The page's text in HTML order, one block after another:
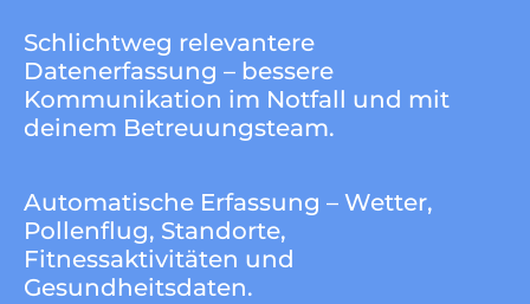
Schlichtweg relevantere
Datenerfassung – bessere
Kommunikation im Notfall und mit
deinem Betreuungsteam.
Automatische Erfassung – Wetter,
Pollenflug, Standorte,
Fitnessaktivitäten und
Gesundheitsdaten.